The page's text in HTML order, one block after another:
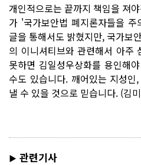
개인적으로는 끝까지 책임을 져
가 '국가보안법 폐지론자들을
글을 통해서도 밝혔지만, 국가보
의 이니셔티브와 관련해서 아주
못하면 김일성우상화를 용인해
수도 있습니다. 깨어있는 지성
낼 수 있을 것으로 믿습니다. (김
▶ 관련기사